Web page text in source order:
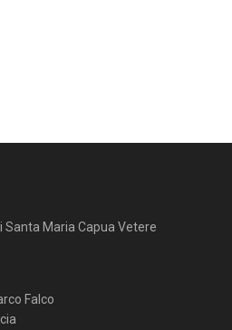
Maria Capua Vetere
Falco